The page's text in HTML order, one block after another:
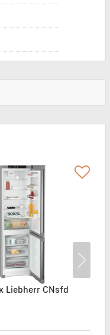
Liebherr CNsfd